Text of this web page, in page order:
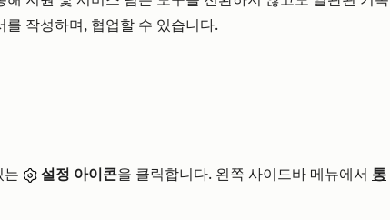
작성하며, 협업할 수 있습니다.
는 설정 아이콘을 클릭합니다. 왼쪽 사이드바 메뉴에서 통